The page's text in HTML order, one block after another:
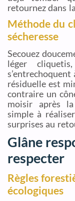
retournez dans
Méthode du
sécheresse
Secouez
léger
résiduelle est
contraire un
moisir après
simple à
surprises au
Glâne
respecter
Règles
écologiques